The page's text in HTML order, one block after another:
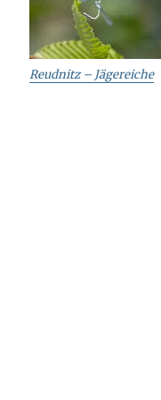
Reudnitz – Jägereiche